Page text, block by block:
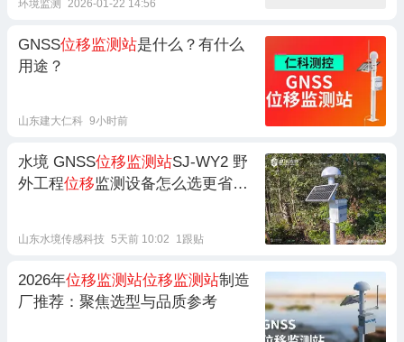
环境监测 2026-01-22 14:56
GNSS位移监测站是什么？有什么
用途？
山东建大仁科 9小时前
水境 GNSS位移监测站SJ-WY2 野
外工程位移监测设备怎么选更省
山东水境传感科技 5天前 10:02 1跟贴
2026年位移监测站位移监测站制造
厂推荐：聚焦选型与品质参考